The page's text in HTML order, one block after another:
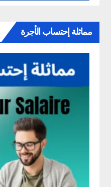
مماثلة إحتساب الأجرة